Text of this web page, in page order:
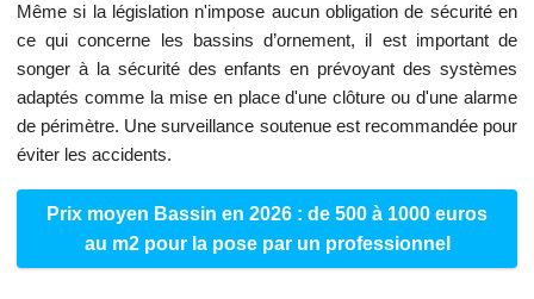
Même si la législation n'impose aucun obligation de sécurité en
ce qui concerne les bassins d’ornement, il est important de
songer à la sécurité des enfants en prévoyant des systèmes
adaptés comme la mise en place d'une clôture ou d'une alarme
de périmètre. Une surveillance soutenue est recommandée pour
éviter les accidents.
Prix moyen Bassin en 2026 : de 500 à 1000 euros
au m2 pour la pose par un professionnel